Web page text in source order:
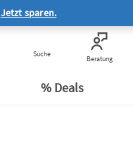
Jetzt sparen.
Suche Beratung
Kauf &
Häufige Fragen
Häufige Fragen
Datenschutz
% Deals